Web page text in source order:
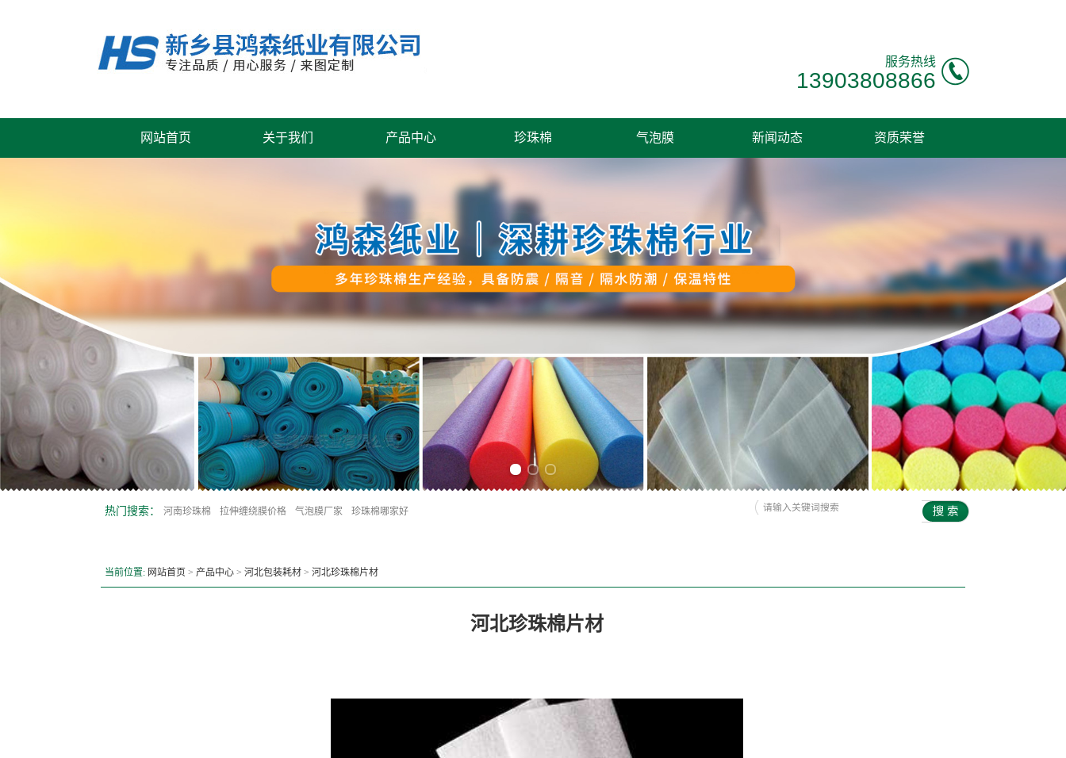
服务热线
13903808866
网站首页 关于我们 产品中心 珍珠棉 气泡膜 新闻动态 资质荣誉
热门搜索： 河南珍珠棉 拉伸缠绕膜价格 气泡膜厂家 珍珠棉哪家好
当前位置: 网站首页 > 产品中心 > 河北包装耗材 > 河北珍珠棉片材
河北珍珠棉片材